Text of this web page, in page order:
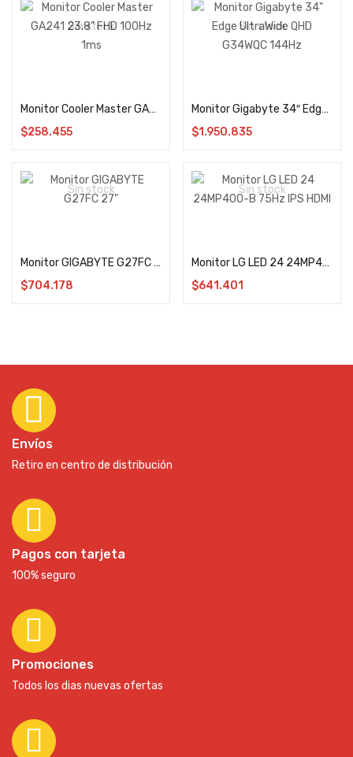
Sin stock
Monitor Cooler Master GA241 23.8″ FHD 100Hz 1ms
$258.455
Sin stock
Monitor Gigabyte 34″ Edge UltraWide QHD G34WQC 144Hz
$1.950.835
Sin stock
Monitor GIGABYTE G27FC 27″
$704.178
Sin stock
Monitor LG LED 24 24MP400-B 75Hz IPS HDMI
$641.401
Envíos
Retiro en centro de distribución
Pagos con tarjeta
100% seguro
Promociones
Todos los dias nuevas ofertas